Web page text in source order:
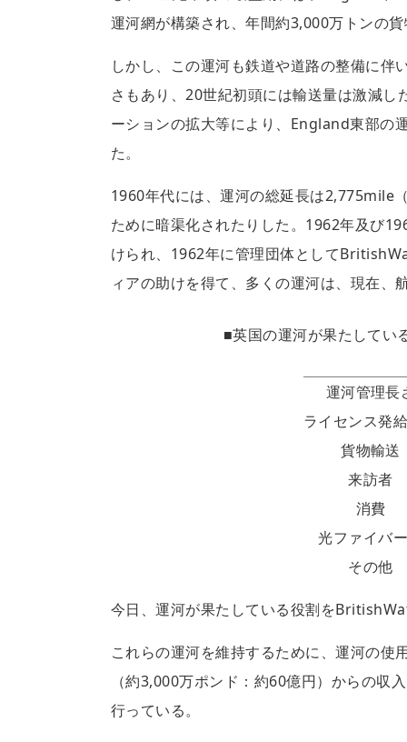
運河網が構築され、年間約3,000万トンの
しかし、この運河も鉄道や道路の整備に
さもあり、20世紀初頭には輸送量は激減
ーションの拡大等により、England東部の
た。
1960年代には、運河の総延長は2,775mile
ために暗渠化されたりした。1962年及び
けられ、1962年に管理団体として
ィアの助けを得て、多くの運河は、現在、
■英国の運河が果たしてい
運河管理長
ライセンス発
貨物輸送
来訪者
消費
光ファイバ
その他
今日、運河が果たしている役割を
これらの運河を維持するために、運河の
（約3,000万ポンド：約60億円）からの収
行っている。